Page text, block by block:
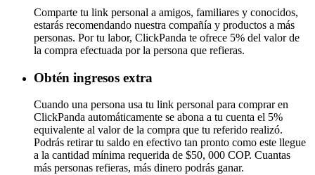
Comparte tu link personal a amigos, familiares y conocidos,
estarás recomendando nuestra compañía y productos a más
personas. Por tu labor, ClickPanda te ofrece 5% del valor de
la compra efectuada por la persona que refieras.
Obtén ingresos extra
Cuando una persona usa tu link personal para comprar en
ClickPanda automáticamente se abona a tu cuenta el 5%
equivalente al valor de la compra que tu referido realizó.
Podrás retirar tu saldo en efectivo tan pronto como este llegue
a la cantidad mínima requerida de $50, 000 COP. Cuantas
más personas refieras, más dinero podrás ganar.